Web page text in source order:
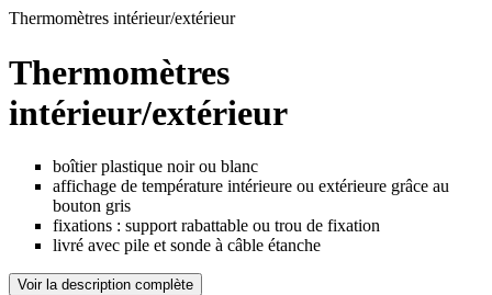
Thermomètres intérieur/extérieur
Thermomètres
intérieur/extérieur
boîtier plastique noir ou blanc
affichage de température intérieure ou extérieure grâce au
bouton gris
fixations : support rabattable ou trou de fixation
livré avec pile et sonde à câble étanche
Voir la description complète